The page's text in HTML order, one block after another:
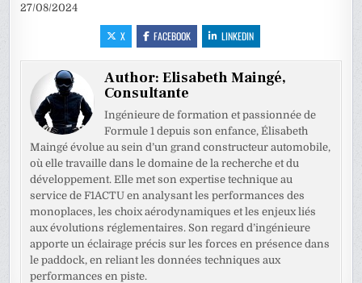
27/08/2024
X FACEBOOK LINKEDIN
Author:Elisabeth Maingé,
Consultante
Ingénieure de formation et passionnée de
Formule 1 depuis son enfance, Élisabeth
Maingé évolue au sein d’un grand constructeur automobile,
où elle travaille dans le domaine de la recherche et du
développement. Elle met son expertise technique au
service de F1ACTU en analysant les performances des
monoplaces, les choix aérodynamiques et les enjeux liés
aux évolutions réglementaires. Son regard d’ingénieure
apporte un éclairage précis sur les forces en présence dans
le paddock, en reliant les données techniques aux
performances en piste.